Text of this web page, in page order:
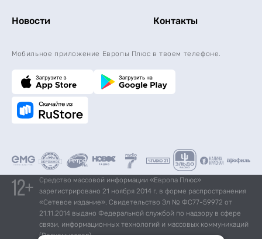
Новости Контакты
Мобильное приложение Европы Плюс в твоем телефоне.
Средство массовой информации «Европа Плюс»
зарегистрировано 21 ноября 2014 г. в форме распространения
«Сетевое издание». Свидетельство Эл № ФС77-59972 от
21.11.2014 выдано Федеральной службой по надзору в сфере
связи, информационных технологий и массовых коммуникаций
(Роскомнадзор).